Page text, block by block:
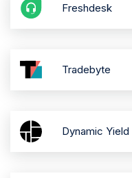
Freshdesk
Tradebyte
Dynamic Yield